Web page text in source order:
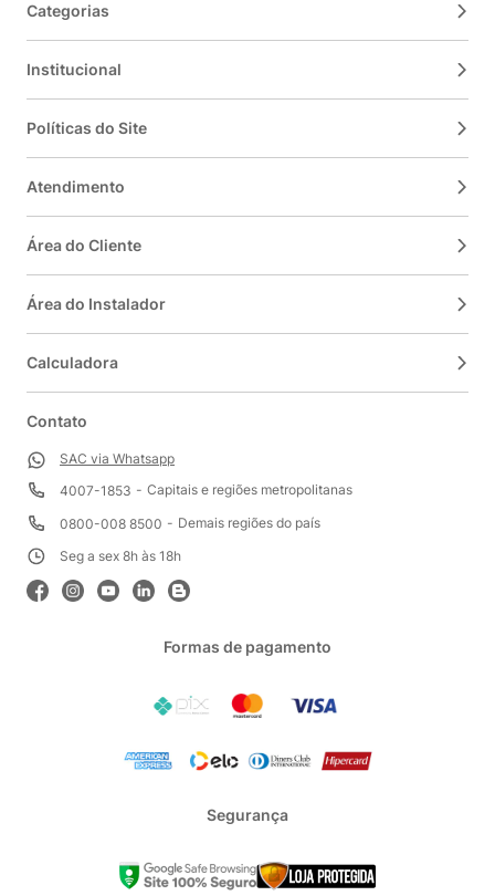
Categorias
Institucional
Políticas do Site
Atendimento
Área do Cliente
Área do Instalador
Calculadora
Contato
SAC via Whatsapp
4007-1853
Capitais e regiões metropolitanas
0800-008 8500
Demais regiões do país
Seg a sex 8h às 18h
Formas de pagamento
Segurança